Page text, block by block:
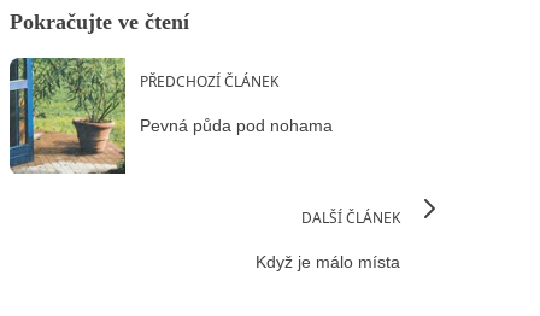
Pokračujte ve čtení
PŘEDCHOZÍ ČLÁNEK
Pevná půda pod nohama
DALŠÍ ČLÁNEK
Když je málo místa